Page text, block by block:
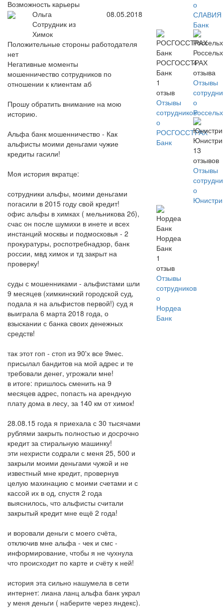
Возможность карьеры
Ольга
Сотрудник из
Химок
08.05.2018
Положительные стороны работодателя
нет
Негативные моменты
мошенничество сотрудников по
отношении к клиентам аб
Прошу обратить внимание на мою
историю.
Альфа банк мошенничество - Как
альфисты моими деньгами чужие
кредиты гасили!
Моя история вкратце:
сотрудники альфы, моими деньгами
погасили в 2015 году свой кредит!
офис альфы в химках ( мельникова 2б),
счас он после шумихи в инете и всех
инстанций москвы и подмосковья - 2
прокуратуры, роспотребнадзор, банк
россии, мвд химок и тд закрыт на
проверку!
суды с мошенниками - альфистами шли
9 месяцев (химкинский городской суд,
подала я на альфистов первой!) суд я
выиграла 6 марта 2018 года, о
взыскании с банка своих денежных
средств!
так этот гоп - стоп из 90'х все 9мес.
присылал бандитов на мой адрес и те
требовали денег, угрожали мне!
в итоге: пришлось сменить на 9
месяцев адрес, попасть на арендную
плату дома в лесу, за 140 км от химок!
28.08.15 года я приехала с 30 тысячами
рублями закрыть полностью и досрочно
кредит за стиральную машинку!
эти нехристи содрали с меня 25, 500 и
закрыли моими деньгами чужой и не
известный мне кредит, провернув
целую махинацию с моими счетами и с
кассой их в од, спустя 2 года
выяснилось, что альфисты считали
закрытый кредит мне ещё 2 года!
и воровали деньги с моего счёта,
отключив мне альфа - чек и смс -
информирование, чтобы я не чухнула
что происходит по карте и счёту к ней!
история эта сильно нашумела в сети
интернет: лиана ланц альфа банк украл
у меня деньги ( наберите через яндекс).
о
СЛАВИЯ
Банк
РОСГОССТРАХ
Банк
1
отзыв
Отзывы
сотрудников
о
РОСГОССТРАХ
Банк
4
отзыва
Отзывы
о
13
отзывов
Отзывы
о
Нордеа
Банк
1
отзыв
Отзывы
сотрудников
о
Нордеа
Банк